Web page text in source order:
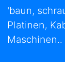
'baun,
Platinen,
Maschinen..